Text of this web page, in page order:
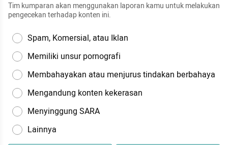
Tim kumparan akan menggunakan laporan kamu untuk melakukan
pengecekan terhadap konten ini.
Spam, Komersial, atau Iklan
Memiliki unsur pornografi
Membahayakan atau menjurus tindakan berbahaya
Mengandung konten kekerasan
Menyinggung SARA
Lainnya